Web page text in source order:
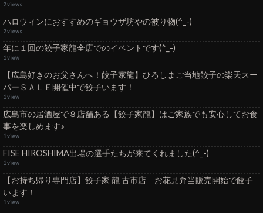
2 views
ハロウィンにおすすめのギョウザ坊やの被り物(^_-)
2 views
年に１回の餃子家龍全店でのイベントです(^_-)
1 view
【広島好きのお父さんへ！餃子家龍】ひろしまご当地餃子の楽天スー
パーＳＡＬＥ開催中で餃子います！
1 view
広島市の居酒屋で８店舗ある【餃子家龍】はご家族でも安心してお食
事を楽しめます♪
1 view
FISE HIROSHIMA出場の選手たちが来てくれました(^_-)
1 view
【お持ち帰り専門店】餃子家 龍 古市店 お花見弁当販売開始で餃子
います！
1 view